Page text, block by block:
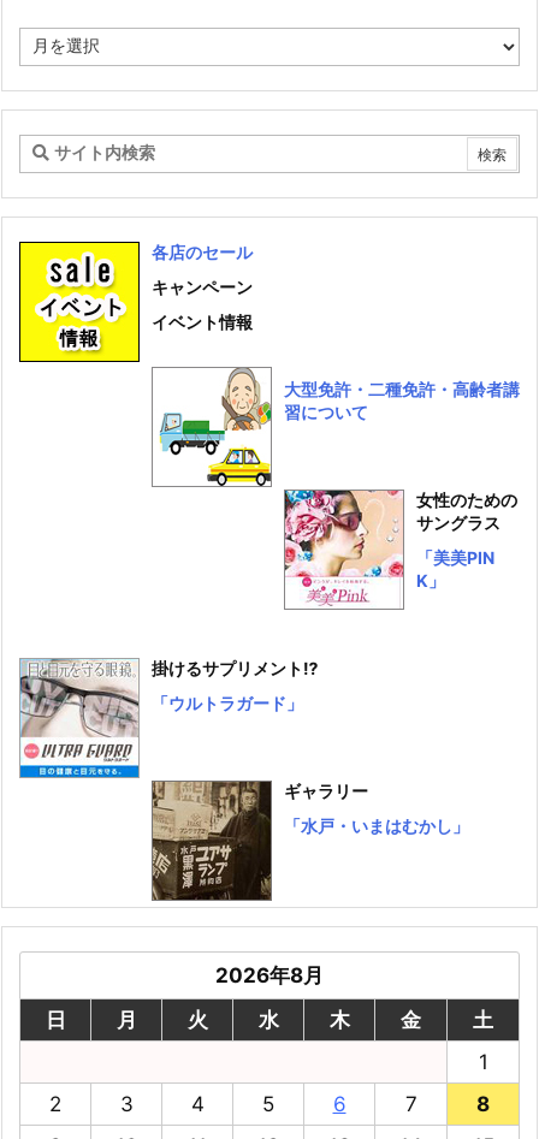
ー
ー
イ
各店のセール
キャンペーン
イベント情報
大型免許・二種免許・高齢者講
習について
女性のための
サングラス
「美美PIN
K」
掛けるサプリメント⁉
「ウルトラガード」
ギャラリー
「水戸・いまはむかし」
2026年8月
日
月 火 水 木 金
土
1
2
3 4 5 6 7
8